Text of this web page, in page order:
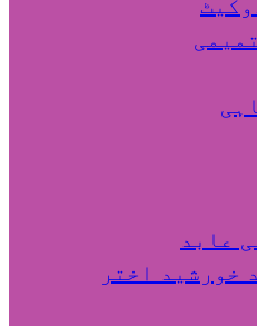
عابد
خورشید اختر